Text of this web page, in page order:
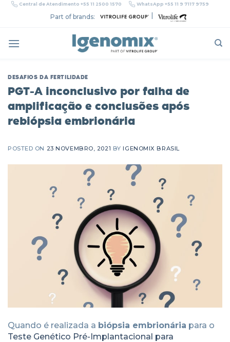
Skip Central de Atendimento +55 11 2500 1570 WhatsApp +55 11 9 7117 9759
Part of brands:
DESAFIOS DA FERTILIDADE
PGT-A inconclusivo por falha de
amplificação e conclusões após
rebiópsia embrionária
POSTED ON 23 NOVEMBRO, 2021 BYIGENOMIX BRASIL
Quando é realizada a biópsia embrionária para o
Teste Genético Pré-Implantacional para